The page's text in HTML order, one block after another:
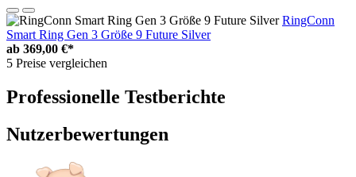
RingConn
Smart Ring Gen 3 Größe 9 Future Silver
ab 369,00 €*
5 Preise vergleichen
Professionelle Testberichte
Nutzerbewertungen